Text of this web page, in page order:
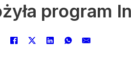
program